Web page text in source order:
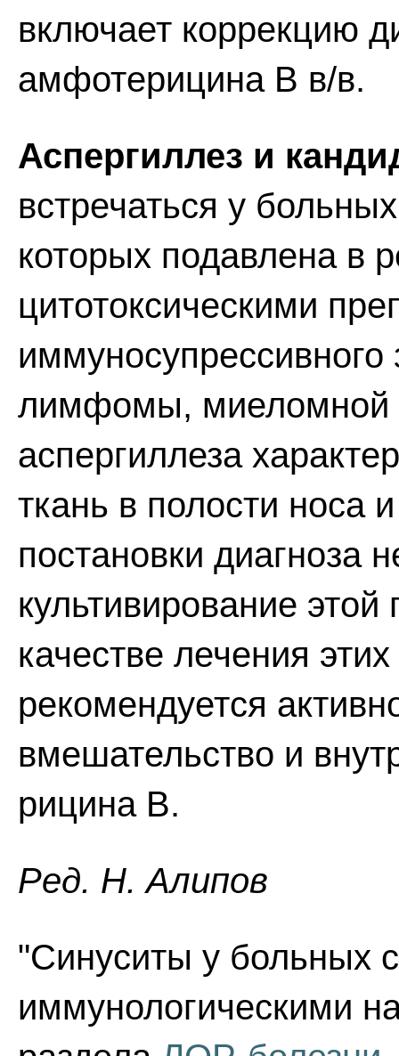
включает коррекцию
амфотерицина В в/в.
Аспергиллез и
встречаться у
которых подавлена в
цитотоксическими
лимфомы, миеломной
аспергиллеза
ткань в полости носа
постановки диагноза
культивирование этой
качестве лечения
рекомендуется
вмешательство и
рицина В.
Ред. Н. Алипов
"Синуситы у больных
иммунологическими